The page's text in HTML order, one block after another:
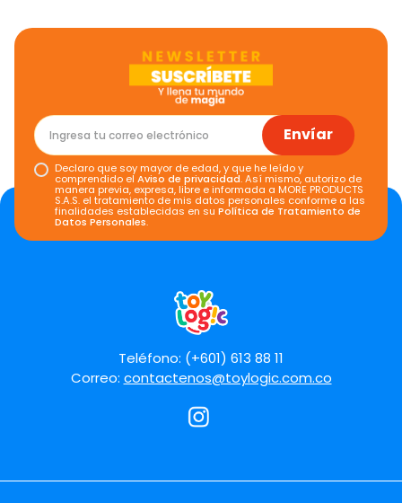
Envíar
Declaro que soy mayor de edad, y que he leído y
comprendido elAviso de privacidad. Así mismo, autorizo de
manera previa, expresa, libre e informada a MORE PRODUCTS
S.A.S. el tratamiento de mis datos personales conforme a las
finalidades establecidas en suPolítica de Tratamiento de
Datos Personales.
Teléfono: (+601) 613 88 11
Correo: contactenos@toylogic.com.co